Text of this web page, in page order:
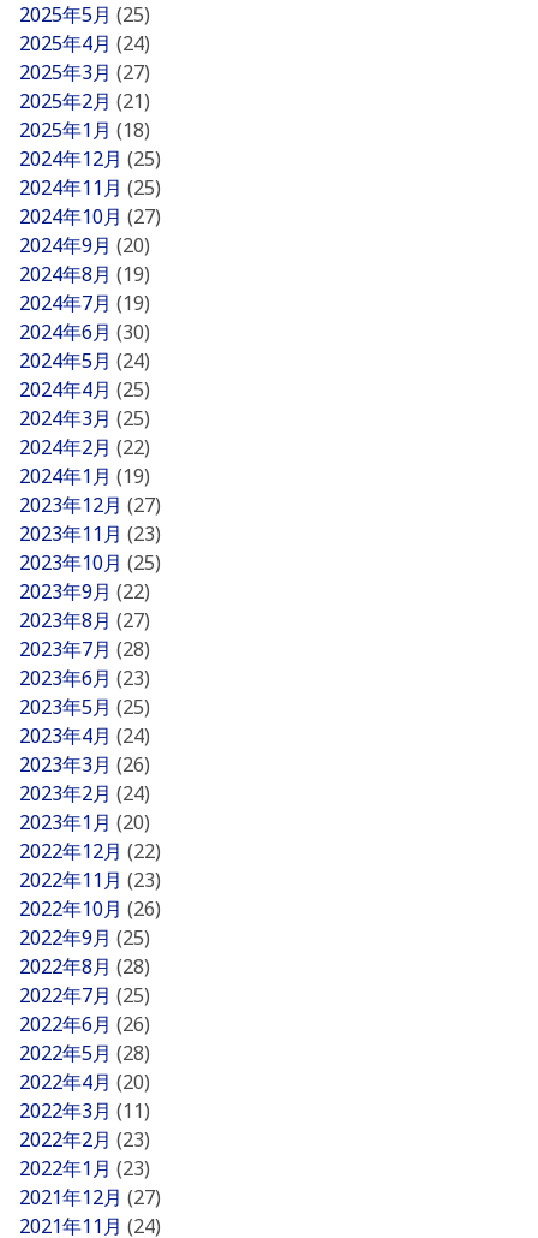
2025年5月 (25)
2025年4月 (24)
2025年3月 (27)
2025年2月 (21)
2025年1月 (18)
2024年12月 (25)
2024年11月 (25)
2024年10月 (27)
2024年9月 (20)
2024年8月 (19)
2024年7月 (19)
2024年6月 (30)
2024年5月 (24)
2024年4月 (25)
2024年3月 (25)
2024年2月 (22)
2024年1月 (19)
2023年12月 (27)
2023年11月 (23)
2023年10月 (25)
2023年9月 (22)
2023年8月 (27)
2023年7月 (28)
2023年6月 (23)
2023年5月 (25)
2023年4月 (24)
2023年3月 (26)
2023年2月 (24)
2023年1月 (20)
2022年12月 (22)
2022年11月 (23)
2022年10月 (26)
2022年9月 (25)
2022年8月 (28)
2022年7月 (25)
2022年6月 (26)
2022年5月 (28)
2022年4月 (20)
2022年3月 (11)
2022年2月 (23)
2022年1月 (23)
2021年12月 (27)
2021年11月 (24)